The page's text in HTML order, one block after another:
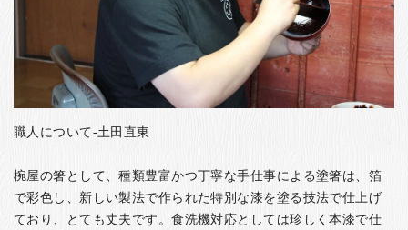
職人について-土田直東
椀屋の箸として、種類豊富かつ丁寧な手仕事による塗箸は、箔
で彩色し、新しい製法で作られた特別な漆を塗る技法で仕上げ
ており、とても丈夫です。食洗機対応としては珍しく本漆で仕